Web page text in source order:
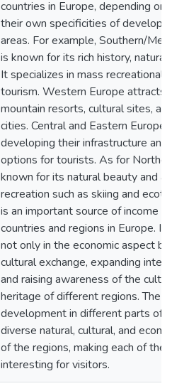
countries in Europe, depending on
their own specificities of
areas. For example, Southern/
is known for its rich history, natural
It specializes in mass recreational,
tourism. Western Europe attracts
mountain resorts, cultural sites,
cities. Central and Eastern Europe
developing their infrastructure
options for tourists. As for
known for its natural beauty and
recreation such as skiing and
is an important source of income
countries and regions in Europe.
not only in the economic aspect
cultural exchange, expanding
and raising awareness of the
heritage of different regions. The
development in different parts of
diverse natural, cultural, and
of the regions, making each of
interesting for visitors.